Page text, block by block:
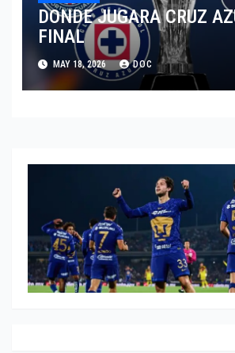
DONDE JUGARA CRUZ
FINAL
MAY 18, 2026 DOC